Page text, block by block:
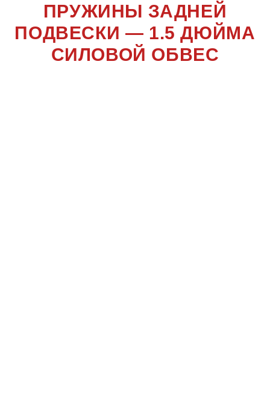
ПРУЖИНЫ ЗАДНЕЙ
ПОДВЕСКИ — 1.5 ДЮЙМА
СИЛОВОЙ ОБВЕС